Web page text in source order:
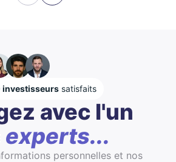
investisseurs satisfaits
avec l'un
experts...
personnelles et nos